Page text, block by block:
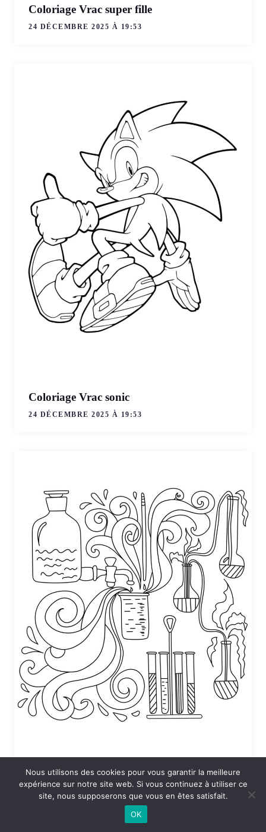
Coloriage Vrac super fille
24 DÉCEMBRE 2025 À 19:53
Coloriage Vrac sonic
24 DÉCEMBRE 2025 À 19:53
Coloriage Sciences en vrac
24 DÉCEMBRE 2025 À 19:53
Nous utilisons des cookies pour vous garantir la meilleure
expérience sur notre site web. Si vous continuez à utiliser ce
site, nous supposerons que vous en êtes satisfait.
OK